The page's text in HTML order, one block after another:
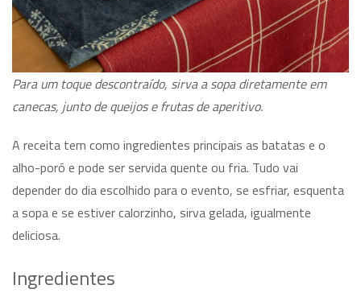
Para um toque descontraído, sirva a sopa diretamente em
canecas, junto de queijos e frutas de aperitivo.
A receita tem como ingredientes principais as batatas e o
alho-poró e pode ser servida quente ou fria. Tudo vai
depender do dia escolhido para o evento, se esfriar, esquenta
a sopa e se estiver calorzinho, sirva gelada, igualmente
deliciosa.
Ingredientes